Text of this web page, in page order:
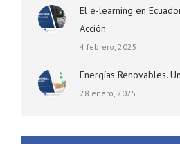
El e-learning en
Acción
4 febrero, 2025
Energías Renovables.
28 enero, 2025